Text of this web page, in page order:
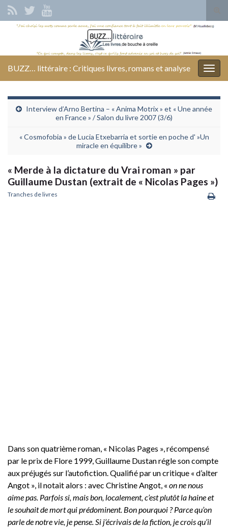
Search for:
BUZZ… littéraire : Critiques livres, romans et analyse
Interview d’Arno Bertina – « Anima Motrix » et « Une année
en France » / Salon du livre 2007 (3/6)
« Cosmofobia » de Lucia Etxebarria et sortie en poche d' »Un
miracle en équilibre »
« Merde à la dictature du Vrai roman » par
Guillaume Dustan (extrait de « Nicolas Pages »)
Tranches de livres
Dans son quatrième roman, « Nicolas Pages », récompensé
par le prix de Flore 1999, Guillaume Dustan régle son compte
aux préjugés sur l’autofiction. Qualifié par un critique « d’alter
Angot », il notait alors : avec Christine Angot, « on ne nous
aime pas. Parfois si, mais bon, localement, c’est plutôt la haine et
le souhait de mort qui prédominent. Bon pourquoi ? Parce qu’on
parle de notre vie, je pense. Si j’écrivais de la fiction, je crois qu’il